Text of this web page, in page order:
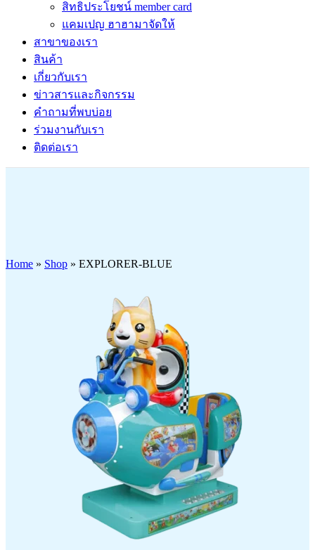
สิทธิประโยชน์ member card
แคมเปญ ฮาฮามาจัดให้
สาขาของเรา
สินค้า
เกี่ยวกับเรา
ข่าวสารและกิจกรรม
คำถามที่พบบ่อย
ร่วมงานกับเรา
ติดต่อเรา
Home » Shop » EXPLORER-BLUE